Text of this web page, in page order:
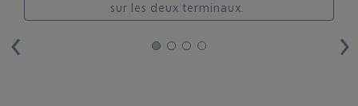
sur les deux terminaux. ​